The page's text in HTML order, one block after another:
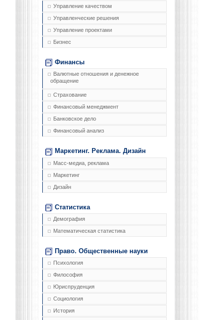
Управление качеством
Управленческие решения
Управление проектами
Бизнес
Финансы
Валютные отношения и денежное
обращение
Страхование
Финансовый менеджмент
Банковское дело
Финансовый анализ
Маркетинг. Реклама. Дизайн
Масс-медиа, реклама
Маркетинг
Дизайн
Статистика
Демография
Математическая статистика
Право. Общественные науки
Психология
Философия
Юриспруденция
Социология
История